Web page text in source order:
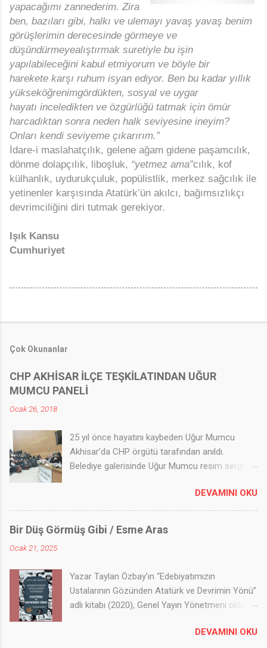
yapacağımı zannederim. Zira
ben, bazıları gibi, halkı ve ulemayı yavaş yavaş benim
görüşlerimin derecesinde görmeye ve
düşündürmeyealıştırmak suretiyle bu işin
yapılabileceğini kabul etmiyorum ve böyle bir
harekete karşı ruhum isyan ediyor. Ben bu kadar yıllık
yükseköğrenimgördükten, sosyal ve uygar
hayatı inceledikten ve özgürlüğü tatmak için ömür
harcadıktan sonra neden halk seviyesine ineyim?
Onları kendi seviyeme çıkarırım.”
İdare-i maslahatçılık, gelene ağam gidene paşamcılık,
dönme dolapçılık, liboşluk, “yetmez ama”cılık, kof
külhanlık, uydurukçuluk, popülistlik, merkez sağcılık ile
yetinenler karşısında Atatürk’ün akılcı, bağımsızlıkçı
devrimciliğini diri tutmak gerekiyor.
Işık Kansu
Cumhuriyet
Çok Okunanlar
CHP AKHİSAR İLÇE TEŞKİLATINDAN UĞUR
MUMCU PANELİ
Ocak 26, 2018
25 yıl önce hayatını kaybeden Uğur Mumcu
Akhisar’da CHP örgütü tarafından anıldı.
Belediye galerisinde Uğur Mumcu resim sergisi
düzenlendi. CHP Akhisar İlçe Teşkilatından Uğur
Mumcu paneli Akhisar Haber Ajansı - AHA 25 yıl
önce hayatını kaybeden Uğur Mumcu Akhisar’da
CHP örgütü tarafından anıldı. Belediye
Akhisar Belediyesi Meclis salonunda
düzenlenen panel, saygı duruşu ve istiklal
marşının okunması ile başladı. CHP ilçe başkanı
sonra, belgesel niteliğindeki gösterimin birinci
DEVAMINI OKU
Bir Düş Görmüş Gibi / Esme Aras
Ocak 21, 2025
Yazar Taylan Özbay’ın “Edebiyatımızın
Ustalarının Gözünden Atatürk ve Devrimin Yönü”
adlı kitabı (2020), Genel Yayın Yönetmeni olduğu
Kitabında Atatürk devrimlerini inceleyen Özbay,
DEVAMINI OKU